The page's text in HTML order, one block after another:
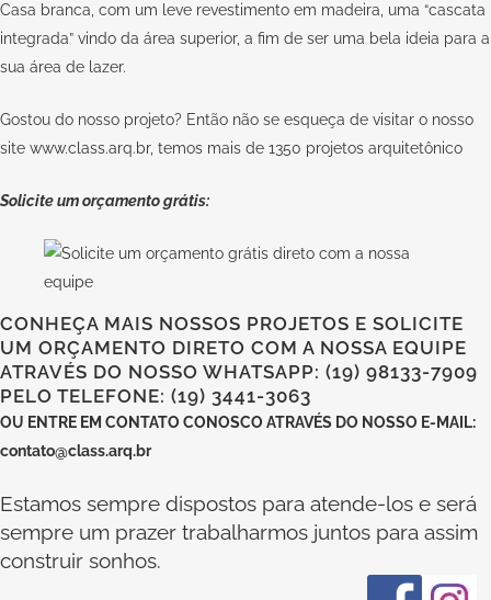
Casa branca, com um leve revestimento em madeira, uma “cascata
integrada” vindo da área superior, a fim de ser uma bela ideia para a
sua área de lazer.
Gostou do nosso projeto? Então não se esqueça de visitar o nosso
site www.class.arq.br, temos mais de 1350 projetos arquitetônico
Solicite um orçamento grátis:
CONHEÇA MAIS NOSSOS PROJETOS E SOLICITE
UM ORÇAMENTO DIRETO COM A NOSSA EQUIPE
ATRAVÉS DO NOSSO WHATSAPP: (19) 98133-7909
PELO TELEFONE: (19) 3441-3063
OU ENTRE EM CONTATO CONOSCOATRAVÉS DO NOSSO E-MAIL:
contato@class.arq.br
Estamos sempre dispostos para atende-los e será
sempre um prazer trabalharmos juntos para assim
construir sonhos.